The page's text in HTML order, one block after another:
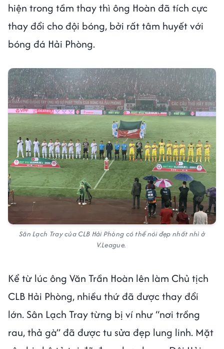
hiện trong tầm thay thì ông Hoàn đã tích cực
thay đổi cho đội bóng, bởi rất tâm huyết với
bóng đá Hải Phòng.
Sân Lạch Tray của CLB Hải Phòng có thể nói đẹp nhất nhì ở
V.League.
Kể từ lúc ông Văn Trần Hoàn lên làm Chủ tịch
CLB Hải Phòng, nhiều thứ đã được thay đổi
lớn. Sân Lạch Tray từng bị ví như “nơi trồng
rau, thả gà” đã được tu sửa đẹp lung linh. Mặt